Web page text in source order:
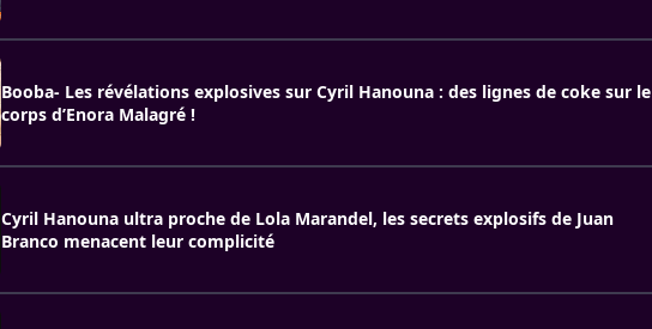
Booba- Les révélations explosives sur Cyril Hanouna : des lignes de coke sur le
corps d’Enora Malagré !
Cyril Hanouna ultra proche de Lola Marandel, les secrets explosifs de Juan
Branco menacent leur complicité